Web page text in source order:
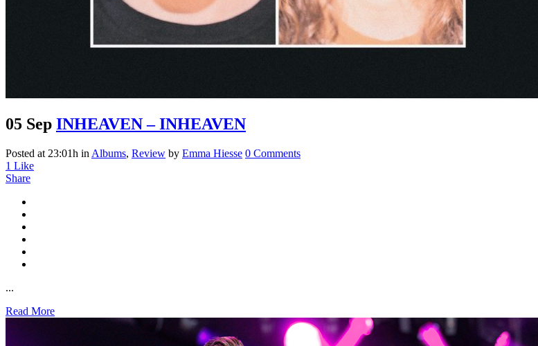
05 Sep INHEAVEN – INHEAVEN
Posted at 23:01h in Albums, Review by Emma Hiesse 0 Comments
1 Like
Share
...
Read More